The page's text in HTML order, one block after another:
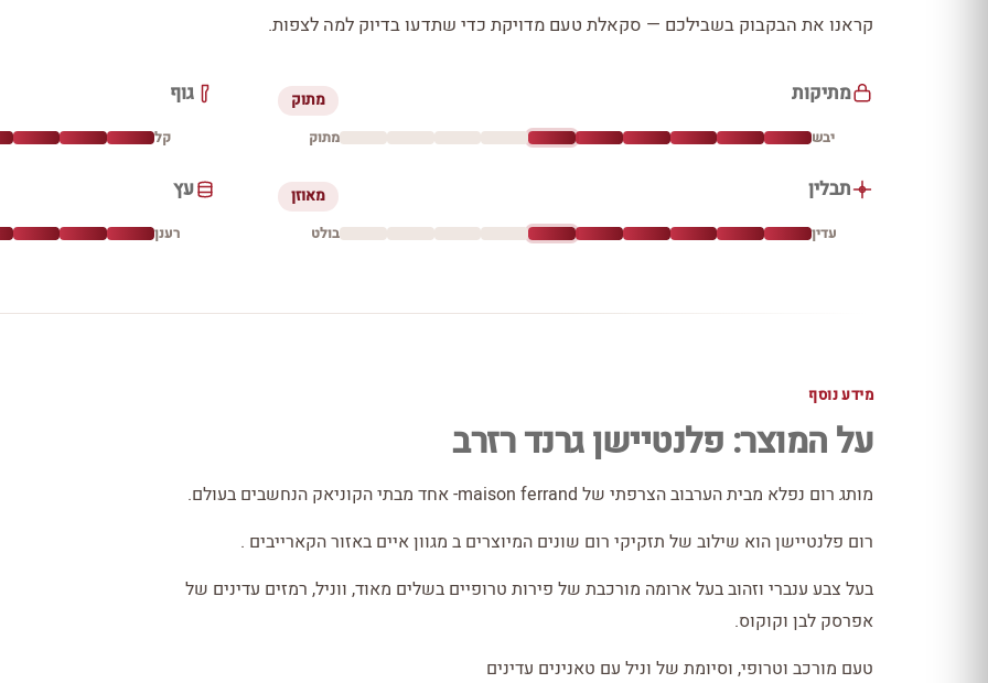
קראנו את הבקבוק בשבילכם — סקאלת טעם מדויקת כדי שתדעו בדיוק למה לצפות.
מתיקות מתוק
יבש מתוק
גוף
קל
תבלין מאוזן
עדין בולט
עץ
רענן
מידע נוסף
על המוצר: פלנטיישן גרנד רזרב
מותג רום נפלא מבית הערבוב הצרפתי של maison ferrand- אחד מבתי הקוניאק הנחשבים בעולם.
רום פלנטיישן הוא שילוב של תזקיקי רום שונים המיוצרים ב מגוון איים באזור הקארייבים .
בעל צבע ענברי וזהוב בעל ארומה מורכבת של פירות טרופיים בשלים מאוד, ווניל, רמזים עדינים של
אפרסק לבן וקוקוס.
טעם מורכב וטרופי, וסיומת של וניל עם טאנינים עדינים